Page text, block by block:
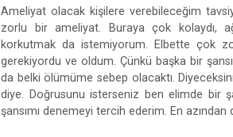
Ameliyat olacak kişilere verebileceğim
zorlu bir ameliyat. Buraya çok kolaydı,
korkutmak da istemiyorum. Elbette çok
gerekiyordu ve oldum. Çünkü başka bir
da belki ölümüme sebep olacaktı.
diye. Doğrusunu isterseniz ben elimde bir
şansımı denemeyi tercih ederim. En